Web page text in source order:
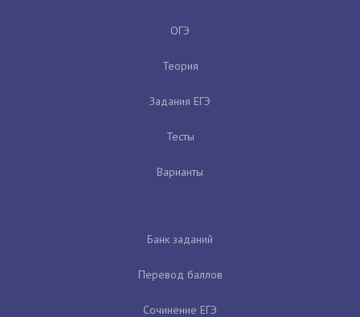
ОГЭ
Теория
Задания ЕГЭ
Тесты
Варианты
Банк заданий
Перевод баллов
Сочинение ЕГЭ